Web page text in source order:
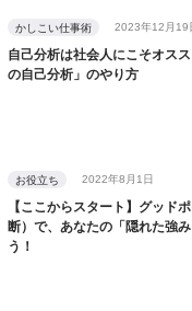
かしこい仕事術 2023年12月19
自己分析は社会人にこそオス
の自己分析」のやり方
お役立ち 2022年8月1日
【ここからスタート】グッド
断）で、あなたの「隠れた強
う！